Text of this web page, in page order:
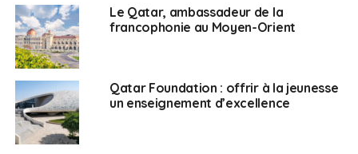
Le Qatar, ambassadeur de la
francophonie au Moyen-Orient
Qatar Foundation : offrir à la jeunesse
un enseignement d’excellence